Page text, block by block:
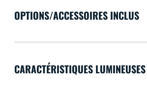
OPTIONS/ACCESSOIRES INCLUS
CARACTÉRISTIQUES LUMINEUSES